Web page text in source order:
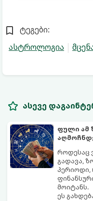
ტეგები:
ასტროლოგია
ასევე
ფული ამ
როდესაც
გადავა,
პერიოდი,
მოიტანს.
ეს